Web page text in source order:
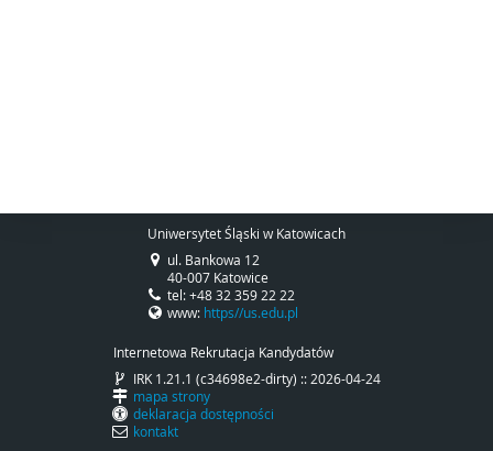
Uniwersytet Śląski w Katowicach
ul. Bankowa 12
40-007 Katowice
tel: +48 32 359 22 22
www: https//us.edu.pl
Internetowa Rekrutacja Kandydatów
IRK 1.21.1 (c34698e2-dirty) :: 2026-04-24
mapa strony
deklaracja dostępności
kontakt